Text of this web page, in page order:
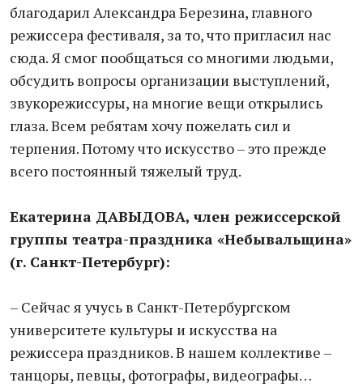
благодарил Александра Березина, главного
режиссера фестиваля, за то, что пригласил нас
сюда. Я смог пообщаться со многими людьми,
обсудить вопросы организации выступлений,
звукорежиссуры, на многие вещи открылись
глаза. Всем ребятам хочу пожелать сил и
терпения. Потому что искусство – это прежде
всего постоянный тяжелый труд.
Екатерина ДАВЫДОВА, член режиссерской
группы театра-праздника «Небывальщина»
(г. Санкт-Петербург):
– Сейчас я учусь в Санкт-Петербургском
университете культуры и искусства на
режиссера праздников. В нашем коллективе –
танцоры, певцы, фотографы, видеографы…